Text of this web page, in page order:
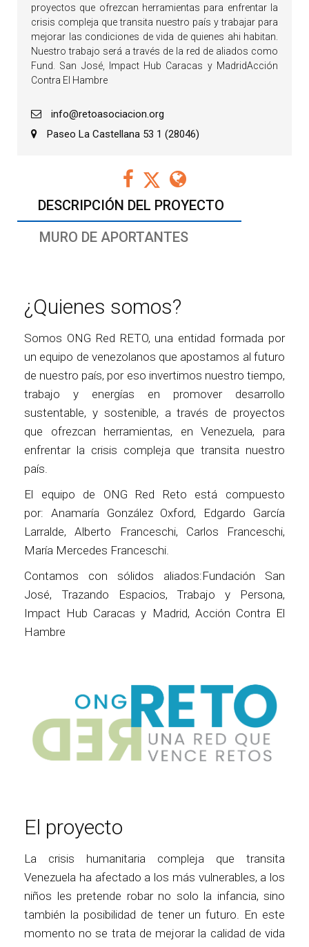
DESCRIPCIÓN DEL PROYECTO
MURO DE APORTANTES
¿Quienes somos?
Somos ONG Red RETO, una entidad formada por
un equipo de venezolanos que apostamos al futuro
de nuestro país, por eso invertimos nuestro tiempo,
trabajo y energías en promover desarrollo
sustentable, y sostenible, a través de proyectos
que ofrezcan herramientas, en Venezuela, para
enfrentar la crisis compleja que transita nuestro
país.
El equipo de ONG Red Reto está compuesto
por: Anamaría González Oxford, Edgardo García
Larralde, Alberto Franceschi, Carlos Franceschi,
María Mercedes Franceschi.
Contamos con sólidos aliados:Fundación San
José, Trazando Espacios, Trabajo y Persona,
Impact Hub Caracas y Madrid, Acción Contra El
Hambre
El proyecto
La crisis humanitaria compleja que transita
Venezuela ha afectado a los más vulnerables, a los
niños les pretende robar no solo la infancia, sino
también la posibilidad de tener un futuro. En este
momento no se trata de mejorar la calidad de vida
proyectos que ofrezcan herramientas para enfrentar la
crisis compleja que transita nuestro país y trabajar para
mejorar las condiciones de vida de quienes ahi habitan.
Nuestro trabajo será a través de la red de aliados como
Fund. San José, Impact Hub Caracas y MadridAcción
Contra El Hambre
info@retoasociacion.org
Paseo La Castellana 53 1 (28046)